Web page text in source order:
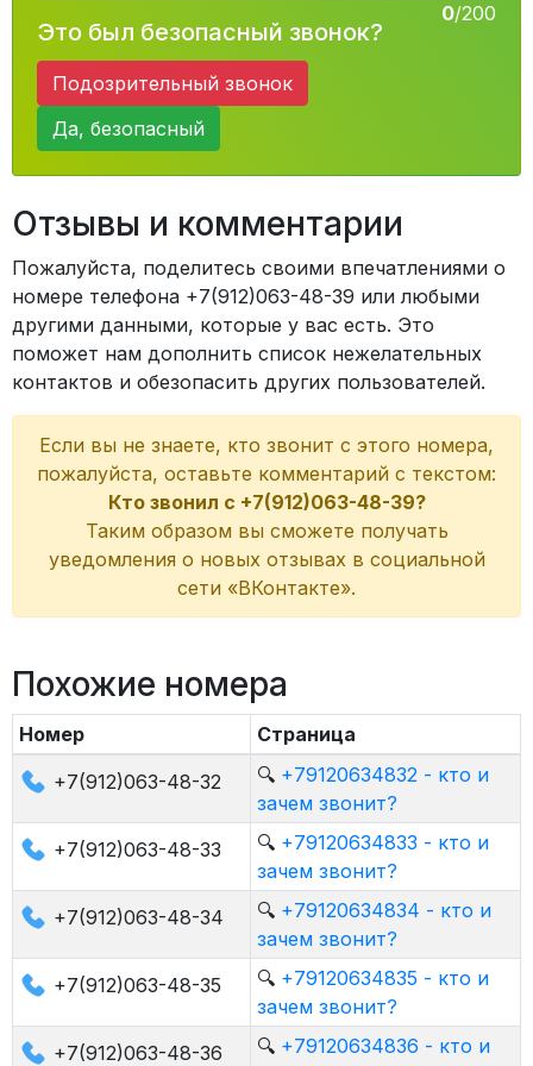
0/200
Это был безопасный звонок?
Подозрительный звонок
Да, безопасный
Отзывы и комментарии
Пожалуйста, поделитесь своими впечатлениями о
номере телефона +7(912)063-48-39 или любыми
другими данными, которые у вас есть. Это
поможет нам дополнить список нежелательных
контактов и обезопасить других пользователей.
Если вы не знаете, кто звонит с этого номера,
пожалуйста, оставьте комментарий с текстом:
Кто звонил с +7(912)063-48-39?
Таким образом вы сможете получать
уведомления о новых отзывах в социальной
сети «ВКонтакте».
Похожие номера
Номер
Страница
+7(912)063-48-32
🔍 +79120634832 - кто и
зачем звонит?
+7(912)063-48-33
🔍 +79120634833 - кто и
зачем звонит?
+7(912)063-48-34
🔍 +79120634834 - кто и
зачем звонит?
+7(912)063-48-35
🔍 +79120634835 - кто и
зачем звонит?
+7(912)063-48-36
🔍 +79120634836 - кто и